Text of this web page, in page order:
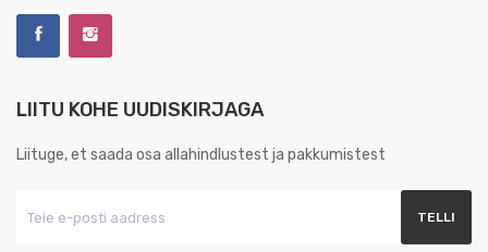
LIITU KOHE UUDISKIRJAGA
Liituge, et saada osa allahindlustest ja pakkumistest